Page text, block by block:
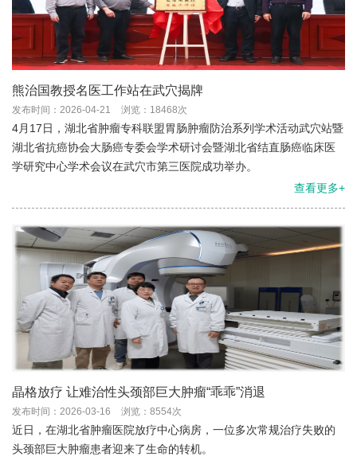
熊治国教授名医工作站在武穴揭牌
发布时间：2026-04-21 浏览：18468次
4月17日，湖北省肿瘤专科联盟胃肠肿瘤防治系列学术活动武穴站暨
湖北省抗癌协会大肠癌专委会学术研讨会暨湖北省结直肠癌临床医
学研究中心学术会议在武穴市第三医院成功举办。
查看更多+
晶格放疗 让难治性头颈部巨大肿瘤“乖乖”消退
发布时间：2026-03-16 浏览：8554次
近日，在湖北省肿瘤医院放疗中心病房，一位多次常规治疗失败的
头颈部巨大肿瘤患者迎来了生命的转机。